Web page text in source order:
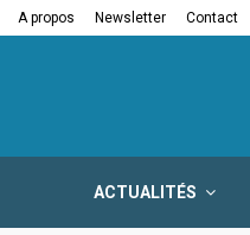
A propos Newsletter Contact
la fermeture…
ACTUALITÉS